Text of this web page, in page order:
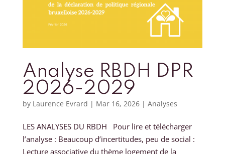
Analyse RBDH DPR
2026-2029
by Laurence Evrard | Mar 16, 2026| Analyses
LES ANALYSES DU RBDH Pour lire et télécharger
l’analyse : Beaucoup d’incertitudes, peu de social :
Lecture associative du thème logement de la